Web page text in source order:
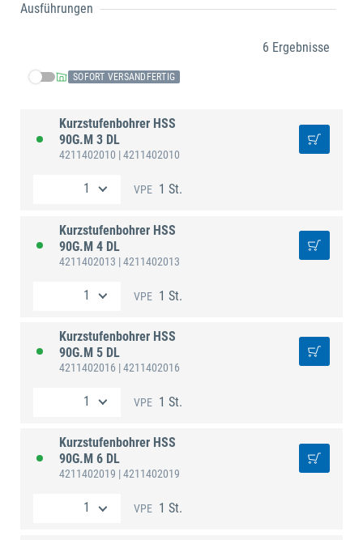
Ausführungen
6 Ergebnisse
SOFORT VERSANDFERTIG
Kurzstufenbohrer HSS
90G.M 3 DL
4211402010 | 4211402010
VPE 1 St.
Kurzstufenbohrer HSS
90G.M 4 DL
4211402013 | 4211402013
VPE 1 St.
Kurzstufenbohrer HSS
90G.M 5 DL
4211402016 | 4211402016
VPE 1 St.
Kurzstufenbohrer HSS
90G.M 6 DL
4211402019 | 4211402019
VPE 1 St.